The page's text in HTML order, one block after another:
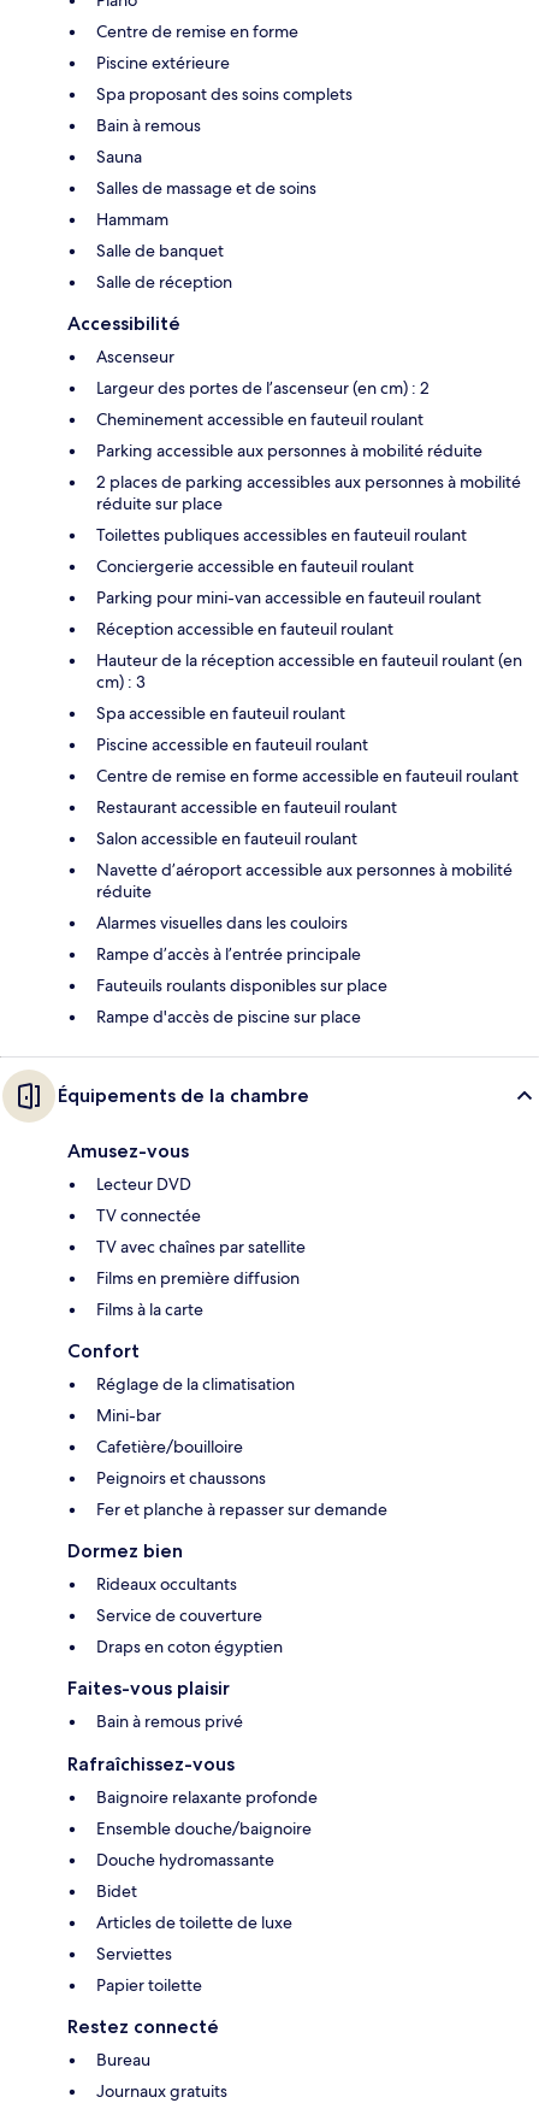
Centre de remise en forme
Piscine extérieure
Spa proposant des soins complets
Bain à remous
Sauna
Salles de massage et de soins
Hammam
Salle de banquet
Salle de réception
Accessibilité
Ascenseur
Largeur des portes de l’ascenseur (en cm) : 2
Cheminement accessible en fauteuil roulant
Parking accessible aux personnes à mobilité réduite
2 places de parking accessibles aux personnes à mobilité
réduite sur place
Toilettes publiques accessibles en fauteuil roulant
Conciergerie accessible en fauteuil roulant
Parking pour mini-van accessible en fauteuil roulant
Réception accessible en fauteuil roulant
Hauteur de la réception accessible en fauteuil roulant (en
cm) : 3
Spa accessible en fauteuil roulant
Piscine accessible en fauteuil roulant
Centre de remise en forme accessible en fauteuil roulant
Restaurant accessible en fauteuil roulant
Salon accessible en fauteuil roulant
Navette d’aéroport accessible aux personnes à mobilité
réduite
Alarmes visuelles dans les couloirs
Rampe d’accès à l’entrée principale
Fauteuils roulants disponibles sur place
Rampe d'accès de piscine sur place
Équipements de la chambre
Amusez-vous
Lecteur DVD
TV connectée
TV avec chaînes par satellite
Films en première diffusion
Films à la carte
Confort
Réglage de la climatisation
Mini-bar
Cafetière/bouilloire
Peignoirs et chaussons
Fer et planche à repasser sur demande
Dormez bien
Rideaux occultants
Service de couverture
Draps en coton égyptien
Faites-vous plaisir
Bain à remous privé
Rafraîchissez-vous
Baignoire relaxante profonde
Ensemble douche/baignoire
Douche hydromassante
Bidet
Articles de toilette de luxe
Serviettes
Papier toilette
Restez connecté
Bureau
Journaux gratuits